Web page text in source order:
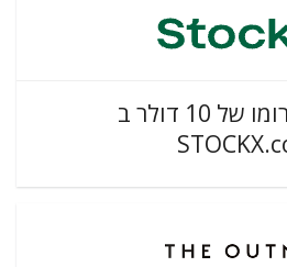
קח קוד פרומו של 10 דולר ב